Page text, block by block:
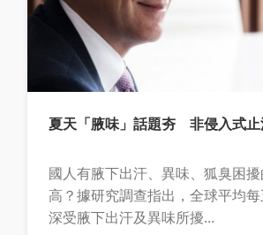
夏天「腋味」話題夯 非侵入式止
國人有腋下出汗、異味、狐臭困
高？據研究調查指出，全球平均每
深受腋下出汗及異味所擾...